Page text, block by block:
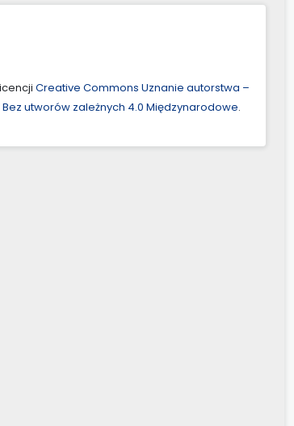
Creative Commons Uznanie autorstwa –
utworów zależnych 4.0 Międzynarodowe.